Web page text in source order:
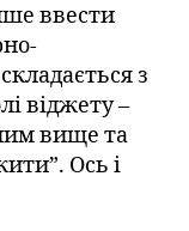
ввести
з
віджету –
вище та
Ось і